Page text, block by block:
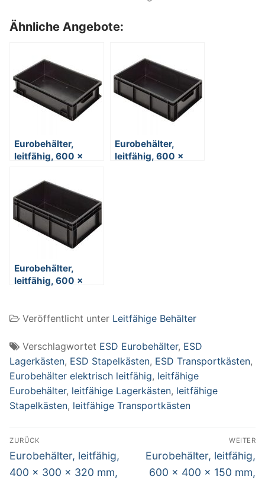
Ähnliche Angebote:
Eurobehälter,
leitfähig, 600 x
Liter, schwarz
Eurobehälter,
leitfähig, 600 x
Eurobehälter,
leitfähig, 600 x
Veröffentlicht unter Leitfähige Behälter
Verschlagwortet ESD Eurobehälter, ESD
Lagerkästen, ESD Stapelkästen, ESD Transportkästen,
Eurobehälter elektrisch leitfähig, leitfähige
Eurobehälter, leitfähige Lagerkästen, leitfähige
Stapelkästen, leitfähige Transportkästen
Beitragsnavigation
ZURÜCK
Vorheriger
Beitrag:
Eurobehälter, leitfähig,
400 x 300 x 320 mm,
WEITER
Nächster
Beitrag:
Eurobehälter, leitfähig,
600 x 400 x 150 mm,